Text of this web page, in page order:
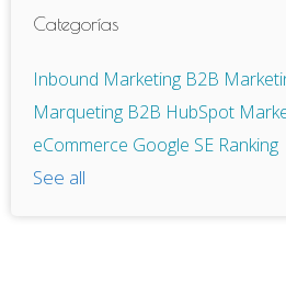
Categorías
Inbound Marketing B2B
Marqueting B2B HubSpot
eCommerce Google SE Ranking
See all